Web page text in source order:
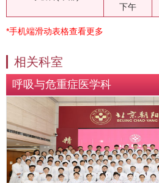
下午
*手机端滑动表格查看更多
相关科室
呼吸与危重症医学科